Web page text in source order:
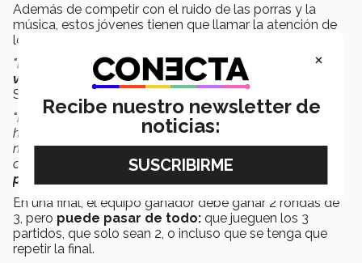
Además de competir con el ruido de las porras y la
música, estos jóvenes tienen que llamar la atención de
los asistentes que solo tiene cabeza para ver la cancha.
"En ese momentoya no te puedes escuchar sin gritar, a
veces quedamos sordoshasta el día siguiente",
Samantha.
"Narras a los robots de la derecha mientras ves qué
hacen los de la izquierda. Adivinas un poco los
movimientos para no perder el ritmo y vuelves para
confirmar.
Siento que durante esos matches no
parpadeo
En una final, el equipo ganador debe ganar 2 rondas de
3, pero puede pasar de todo: que jueguen los 3
partidos, que solo sean 2, o incluso que se tenga que
repetir la final.
×
Recibe nuestro newsletter de
noticias: